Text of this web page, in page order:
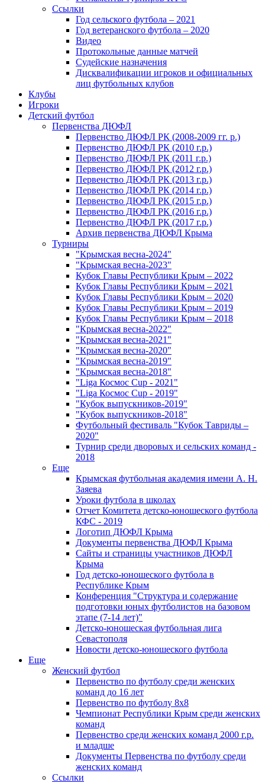
Ссылки
Год сельского футбола – 2021
Год ветеранского футбола – 2020
Видео
Протокольные данные матчей
Судейские назначения
Дисквалификации игроков и официальных
лиц футбольных клубов
Клубы
Игроки
Детский футбол
Первенства ДЮФЛ
Первенство ДЮФЛ РК (2008-2009 гг. р.)
Первенство ДЮФЛ РК (2010 г.р.)
Первенство ДЮФЛ РК (2011 г.р.)
Первенство ДЮФЛ РК (2012 г.р.)
Первенство ДЮФЛ РК (2013 г.р.)
Первенство ДЮФЛ РК (2014 г.р.)
Первенство ДЮФЛ РК (2015 г.р.)
Первенство ДЮФЛ РК (2016 г.р.)
Первенство ДЮФЛ РК (2017 г.р.)
Архив первенства ДЮФЛ Крыма
Турниры
"Крымская весна-2024"
"Крымская весна-2023"
Кубок Главы Республики Крым – 2022
Кубок Главы Республики Крым – 2021
Кубок Главы Республики Крым – 2020
Кубок Главы Республики Крым – 2019
Кубок Главы Республики Крым – 2018
"Крымская весна-2022"
"Крымская весна-2021"
"Крымская весна-2020"
"Крымская весна-2019"
"Крымская весна-2018"
"Liga Космос Cup - 2021"
"Liga Космос Cup - 2019"
"Кубок выпускников-2019"
"Кубок выпускников-2018"
Футбольный фестиваль "Кубок Тавриды –
2020"
Турнир среди дворовых и сельских команд -
2018
Еще
Крымская футбольная академия имени А. Н.
Заяева
Уроки футбола в школах
Отчет Комитета детско-юношеского футбола
КФС - 2019
Логотип ДЮФЛ Крыма
Документы первенства ДЮФЛ Крыма
Сайты и страницы участников ДЮФЛ
Крыма
Год детско-юношеского футбола в
Республике Крым
Конференция "Структура и содержание
подготовки юных футболистов на базовом
этапе (7-14 лет)"
Детско-юношеская футбольная лига
Севастополя
Новости детско-юношеского футбола
Еще
Женский футбол
Первенство по футболу среди женских
команд до 16 лет
Первенство по футболу 8х8
Чемпионат Республики Крым среди женских
команд
Первенство среди женских команд 2000 г.р.
и младше
Документы Первенства по футболу среди
женских команд
Ссылки